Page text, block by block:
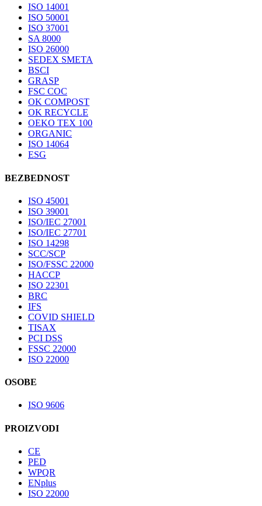
ISO 14001
ISO 50001
ISO 37001
SA 8000
ISO 26000
SEDEX SMETA
BSCI
GRASP
FSC COC
OK COMPOST
OK RECYCLE
OEKO TEX 100
ORGANIC
ISO 14064
ESG
BEZBEDNOST
ISO 45001
ISO 39001
ISO/IEC 27001
ISO/IEC 27701
ISO 14298
SCC/SCP
ISO/FSSC 22000
HACCP
ISO 22301
BRC
IFS
COVID SHIELD
TISAX
PCI DSS
FSSC 22000
ISO 22000
OSOBE
ISO 9606
PROIZVODI
CE
PED
WPQR
ENplus
ISO 22000